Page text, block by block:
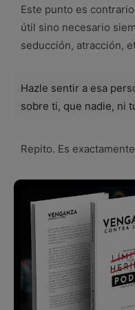
Este punto es
útil sino necesario
seducción, atracción,
Hazle sentir a esa
sobre ti, que nadie, ni
Repito. Es